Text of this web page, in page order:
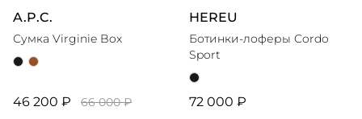
A.P.C.
Сумка Virginie Box
46 200 ₽ 66 000 ₽
HEREU
Ботинки-лоферы Cordo
Sport
72 000 ₽